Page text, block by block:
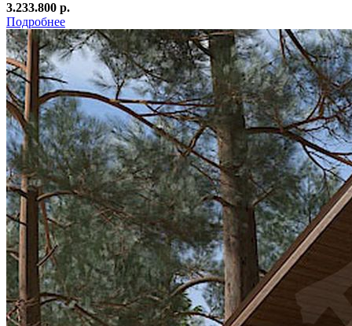
3.233.800 р.
Подробнее